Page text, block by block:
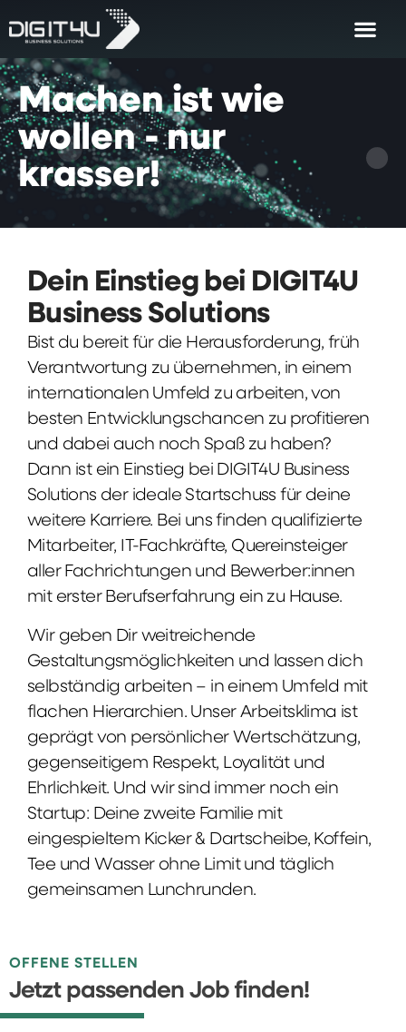
Machen ist wie
wollen - nur
krasser!
Dein Einstieg bei DIGIT4U
Business Solutions
Bist du bereit für die Herausforderung, früh
Verantwortung zu übernehmen, in einem
internationalen Umfeld zu arbeiten, von
besten Entwicklungschancen zu profitieren
und dabei auch noch Spaß zu haben?
Dann ist ein Einstieg bei DIGIT4U Business
Solutions der ideale Startschuss für deine
weitere Karriere. Bei uns finden qualifizierte
Mitarbeiter, IT-Fachkräfte, Quereinsteiger
aller Fachrichtungen und Bewerber:innen
mit erster Berufserfahrung ein zu Hause.
Wir geben Dir weitreichende
Gestaltungsmöglichkeiten und lassen dich
selbständig arbeiten – in einem Umfeld mit
flachen Hierarchien. Unser Arbeitsklima ist
geprägt von persönlicher Wertschätzung,
gegenseitigem Respekt, Loyalität und
Ehrlichkeit. Und wir sind immer noch ein
Startup: Deine zweite Familie mit
eingespieltem Kicker & Dartscheibe, Koffein,
Tee und Wasser ohne Limit und täglich
gemeinsamen Lunchrunden.
OFFENE STELLEN
Jetzt passenden Job finden!